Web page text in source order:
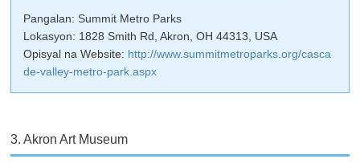
Pangalan: Summit Metro Parks
Lokasyon: 1828 Smith Rd, Akron, OH 44313, USA
Opisyal na Website: http://www.summitmetroparks.org/casca
de-valley-metro-park.aspx
3. Akron Art Museum